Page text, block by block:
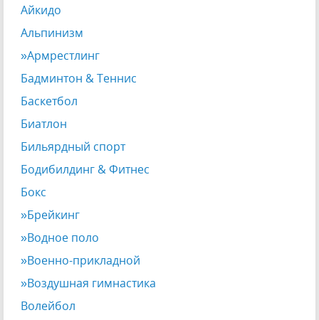
Айкидо
Альпинизм
»Армрестлинг
Бадминтон & Теннис
Баскетбол
Биатлон
Бильярдный спорт
Бодибилдинг & Фитнес
Бокс
»Брейкинг
»Водное поло
»Военно-прикладной
»Воздушная гимнастика
Волейбол